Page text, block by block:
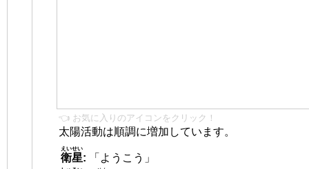
👈 お気に入りのアイコンをクリック！
太陽活動は順調に増加しています。
衛星
えいせい
:
「ようこう」